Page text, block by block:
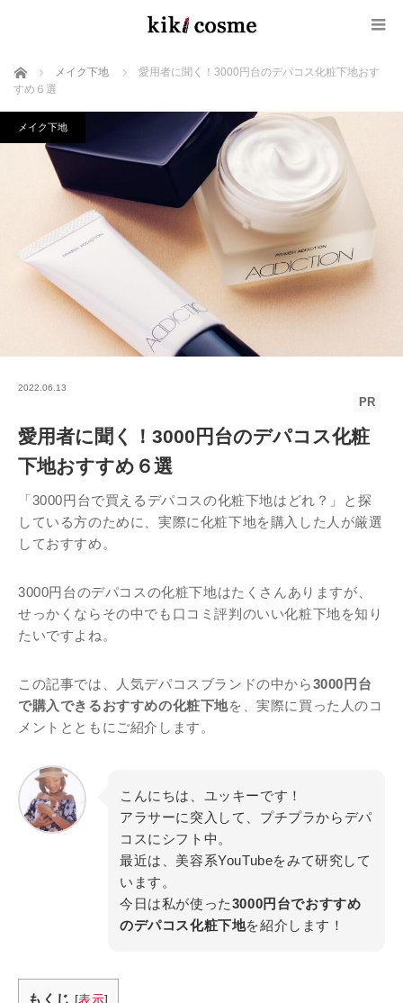
ホーム メイク下地
愛用者に聞く！3000円台のデパコス化粧下地おす
すめ６選
メイク下地
2022.06.13
PR
愛用者に聞く！3000円台のデパコス化粧
下地おすすめ６選
「3000円台で買えるデパコスの化粧下地はどれ？」と探
している方のために、実際に化粧下地を購入した人が厳選
しておすすめ。
3000円台のデパコスの化粧下地はたくさんありますが、
せっかくならその中でも口コミ評判のいい化粧下地を知り
たいですよね。
この記事では、人気デパコスブランドの中から3000円台
で購入できるおすすめの化粧下地を、実際に買った人のコ
メントとともにご紹介します。
こんにちは、ユッキーです！
アラサーに突入して、プチプラからデパ
コスにシフト中。
最近は、美容系YouTubeをみて研究して
います。
今日は私が使った3000円台でおすすめ
のデパコス化粧下地を紹介します！
もくじ [表示]